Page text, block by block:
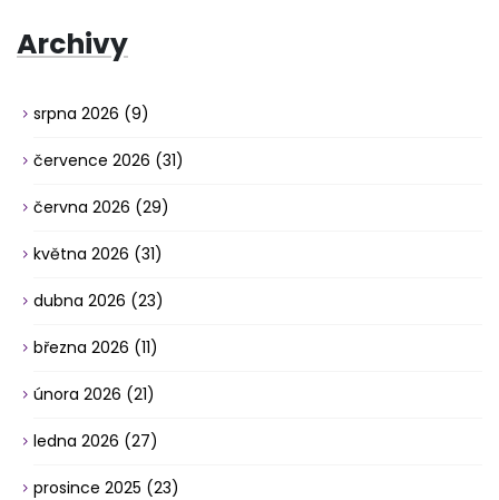
Archivy
srpna 2026 (9)
července 2026 (31)
června 2026 (29)
května 2026 (31)
dubna 2026 (23)
března 2026 (11)
února 2026 (21)
ledna 2026 (27)
prosince 2025 (23)